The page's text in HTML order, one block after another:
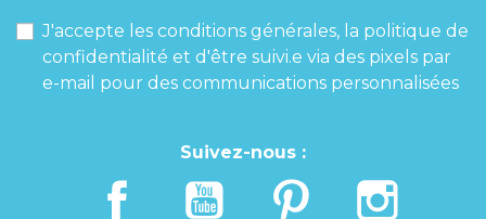
J'accepte les conditions générales, la politique de
confidentialité et d'être suivi.e via des pixels par
e-mail pour des communications personnalisées
Suivez-nous :